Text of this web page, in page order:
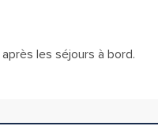
les séjours à bord.